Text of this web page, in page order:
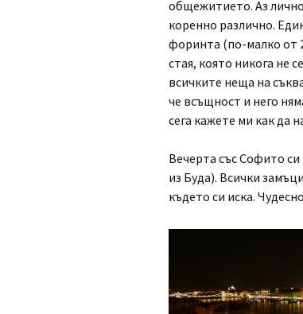
общежитието. Аз лично
коренно различно.
форинта (по-малко от
стая, която никога не
всичките неща на
че всъщност и него
сега кажете ми как да
Вечерта със Софито
из Буда). Всички
където си иска.